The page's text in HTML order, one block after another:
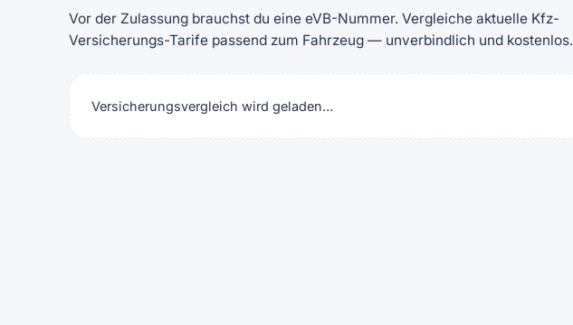
Vor der Zulassung brauchst du eine eVB-Nummer. Vergleiche aktuelle Kfz-
Versicherungs-Tarife passend zum Fahrzeug — unverbindlich und kostenlos.
Versicherungsvergleich wird geladen…